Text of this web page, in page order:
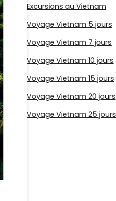
Excursions au Vietnam
Voyage Vietnam 5 jours
Voyage Vietnam 7 jours
Voyage Vietnam 10 jours
Voyage Vietnam 15 jours
Voyage Vietnam 20 jours
Voyage Vietnam 25 jours